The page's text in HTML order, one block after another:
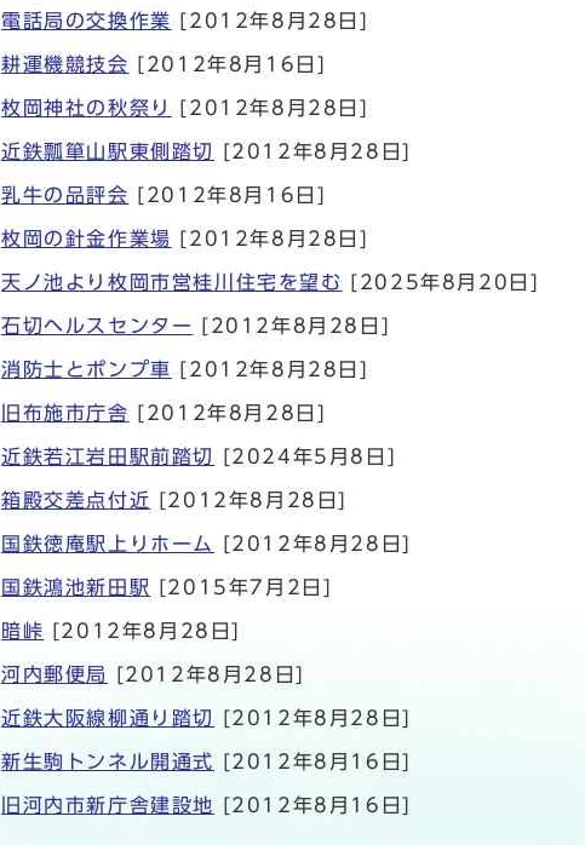
電話局の交換作業 [2012年8月28日]
耕運機競技会 [2012年8月16日]
枚岡神社の秋祭り [2012年8月28日]
近鉄瓢箪山駅東側踏切 [2012年8月28日]
乳牛の品評会 [2012年8月16日]
枚岡の針金作業場 [2012年8月28日]
天ノ池より枚岡市営桂川住宅を望む [2025年8月20日]
石切ヘルスセンター [2012年8月28日]
消防士とポンプ車 [2012年8月28日]
旧布施市庁舎 [2012年8月28日]
近鉄若江岩田駅前踏切 [2024年5月8日]
箱殿交差点付近 [2012年8月28日]
国鉄徳庵駅上りホーム [2012年8月28日]
国鉄鴻池新田駅 [2015年7月2日]
暗峠 [2012年8月28日]
河内郵便局 [2012年8月28日]
近鉄大阪線柳通り踏切 [2012年8月28日]
新生駒トンネル開通式 [2012年8月16日]
旧河内市新庁舎建設地 [2012年8月16日]